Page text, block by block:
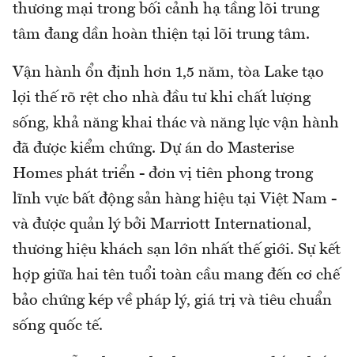
thương mại trong bối cảnh hạ tầng lõi trung
tâm đang dần hoàn thiện tại lõi trung tâm.
Vận hành ổn định hơn 1,5 năm, tòa Lake tạo
lợi thế rõ rệt cho nhà đầu tư khi chất lượng
sống, khả năng khai thác và năng lực vận hành
đã được kiểm chứng. Dự án do Masterise
Homes phát triển - đơn vị tiên phong trong
lĩnh vực bất động sản hàng hiệu tại Việt Nam -
và được quản lý bởi Marriott International,
thương hiệu khách sạn lớn nhất thế giới. Sự kết
hợp giữa hai tên tuổi toàn cầu mang đến cơ chế
bảo chứng kép về pháp lý, giá trị và tiêu chuẩn
sống quốc tế.